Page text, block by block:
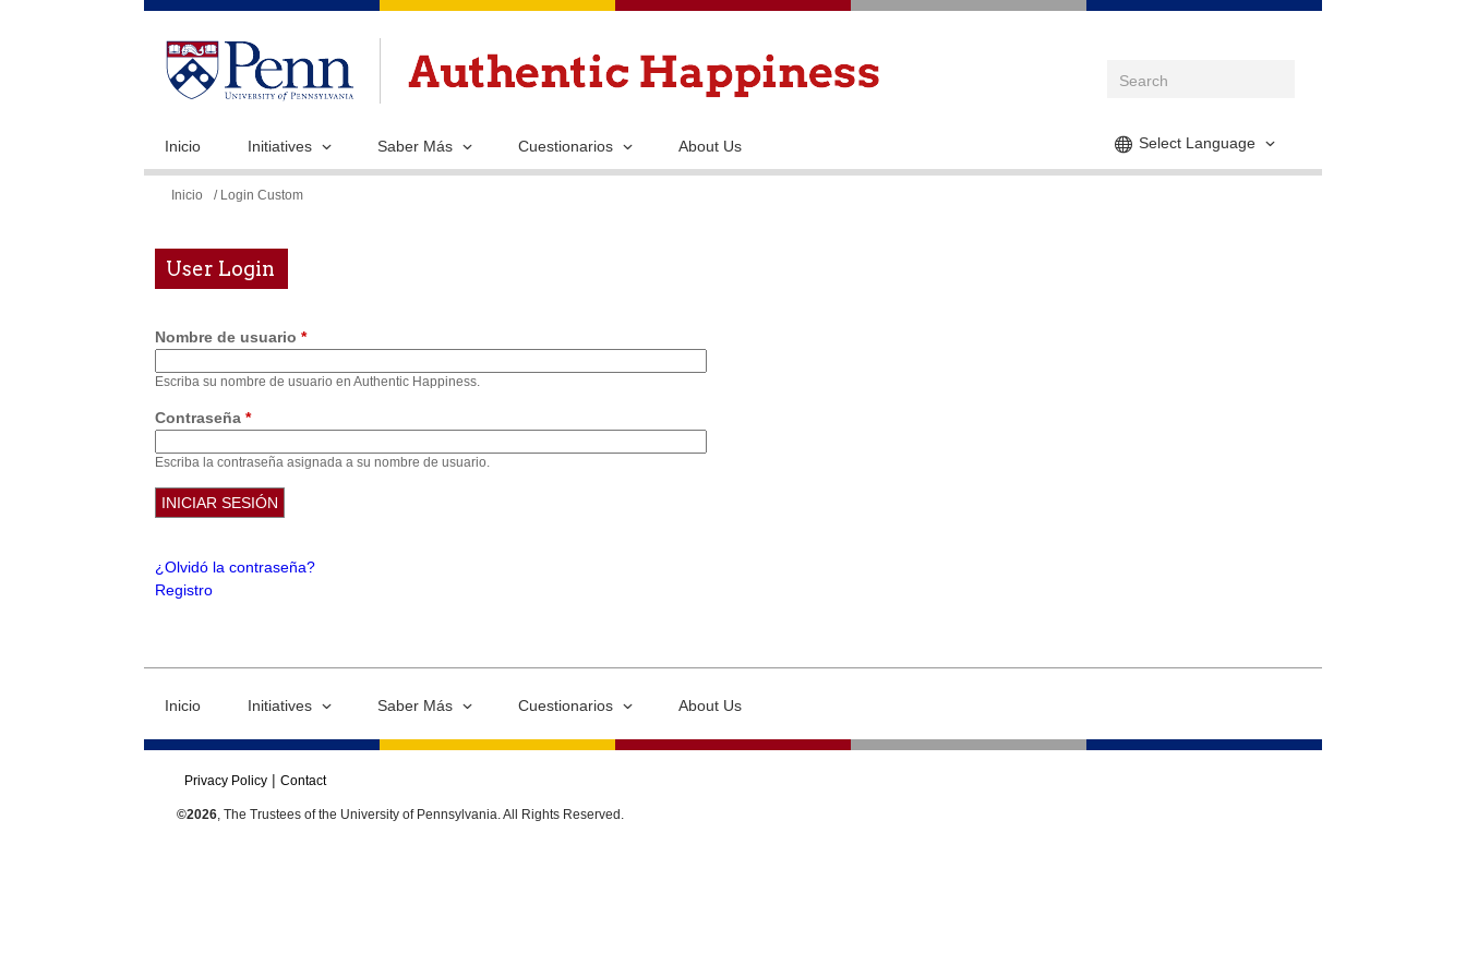
Pasar
contenido
Select Language
Inicio Initiatives Saber Más Cuestionarios About Us
Se
usted
aquí
Inicio / Login Custom
User Login
Nombre de usuario *
Escriba su nombre de usuario en Authentic Happiness.
Contraseña *
Escriba la contraseña asignada a su nombre de usuario.
¿Olvidó la contraseña?
Registro
Inicio Initiatives Saber Más Cuestionarios About Us
Privacy Policy Contact
©2026, The Trustees of the University of Pennsylvania. All Rights Reserved.